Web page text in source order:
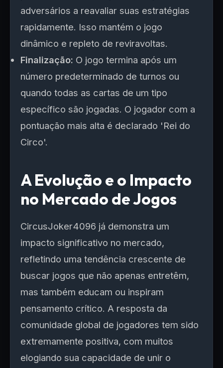
adversários a reavaliar suas estratégias
rapidamente. Isso mantém o jogo
dinâmico e repleto de reviravoltas.
Finalização: O jogo termina após um
número predeterminado de turnos ou
quando todas as cartas de um tipo
específico são jogadas. O jogador com a
pontuação mais alta é declarado 'Rei do
Circo'.
A Evolução e o Impacto
no Mercado de Jogos
CircusJoker4096 já demonstra um
impacto significativo no mercado,
refletindo uma tendência crescente de
buscar jogos que não apenas entretêm,
mas também educam ou inspiram
pensamento crítico. A resposta da
comunidade global de jogadores tem sido
extremamente positiva, com muitos
elogiando sua capacidade de unir o